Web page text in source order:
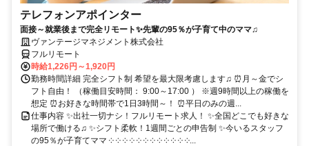
テレフォンアポインター
面接～就業後まで完全リモート✨先輩の95％が子育て中のママ♫
ヴァンテージマネジメント株式会社
フルリモート
時給1,226円～1,920円
勤務時間詳細 完全シフト制 希望を最大限考慮します♫ ⏰月～金でシ
フト自由！ （稼働目安時間： 9:00～17:00 ） ※週9時間以上の稼働を
想定 ⏰お好きな時間帯で1日3時間～！ ⏰平日のみの週...
仕事内容 ✨出社一切ナシ！フルリモート求人！ ✨全国どこでも好きな
場所で働ける♫ ✨シフト柔軟！1週間ごとの申告制 ✨今いるスタッフ
の95％が子育てママ ༶ ༶ ༶ ༶ ༶ ༶ ༶ ༶ ༶ ༶ ༶ ༶...